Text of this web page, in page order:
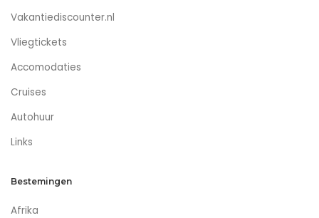
Vakantiediscounter.nl
Vliegtickets
Accomodaties
Cruises
Autohuur
Links
Bestemingen
Afrika